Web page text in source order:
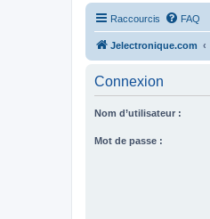
Raccourcis FAQ
Jelectronique.com
Connexion
Nom d’utilisateur :
Mot de passe :